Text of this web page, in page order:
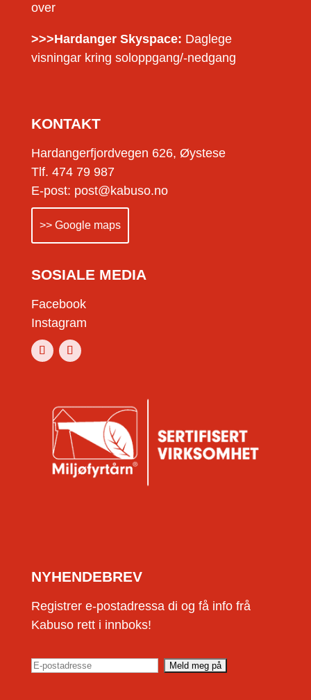
over
>>>Hardanger Skyspace: Daglege
visningar kring soloppgang/-nedgang
KONTAKT
Hardangerfjordvegen 626, Øystese
Tlf. 474 79 987
E-post: post@kabuso.no
>> Google maps
SOSIALE MEDIA
Facebook
Instagram
NYHENDEBREV
Registrer e-postadressa di og få info frå
Kabuso rett i innboks!